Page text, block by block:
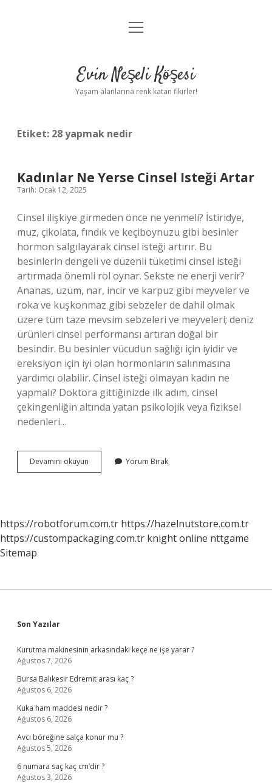
Anasayfa
Yasal Uyarı
menüyü
Evin Neşeli Köşesi
Yaşam alanlarına renk katan fikirler!
Etiket: 28 yapmak nedir
Kadınlar Ne Yerse Cinsel Isteği Artar
Tarih: Ocak 12, 2025
Cinsel ilişkiye girmeden önce ne yenmeli? İstiridye,
muz, çikolata, fındık ve keçiboynuzu gibi besinler
hormon salgılayarak cinsel isteği artırır. Bu
besinlerin dengeli ve düzenli tüketimi cinsel isteği
artırmada önemli rol oynar. Sekste ne enerji verir?
Ananas, üzüm, nar, incir ve karpuz gibi meyveler ve
roka ve kuşkonmaz gibi sebzeler de dahil olmak
üzere tüm taze mevsim sebzeleri ve meyveleri; deniz
ürünleri cinsel performansı artıran doğal bir
besindir. Bu besinler vücudun sağlığı için iyidir ve
ereksiyon için iyi olan hormonların salınmasına
yardımcı olabilir. Cinsel isteği olmayan kadın ne
yapmalı? Doktora gittiğinizde ilk adım, cinsel
çekingenliğin altında yatan psikolojik veya fiziksel
nedenleri…
Devamını okuyun Kadınlar
Ne
Yorum Bırak
https://robotforum.com.tr https://hazelnutstore.com.tr
https://custompackaging.com.tr knight online nttgame
Sitemap
Sidebar
Son Yazılar
Kurutma makinesinin arkasındaki keçe ne işe yarar ?
Ağustos 7, 2026
Bursa Balıkesir Edremit arası kaç ?
Ağustos 6, 2026
Kuka ham maddesi nedir ?
Ağustos 6, 2026
Avcı böreğine salça konur mu ?
Ağustos 5, 2026
6 numara saç kaç cm’dir ?
Ağustos 3, 2026